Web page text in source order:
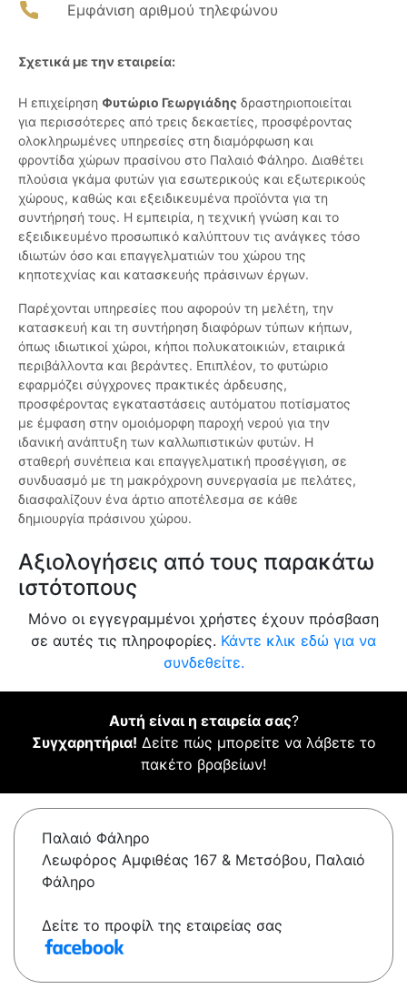
Εμφάνιση αριθμού τηλεφώνου
Σχετικά με την εταιρεία:
Η επιχείρηση Φυτώριο Γεωργιάδης δραστηριοποιείται
για περισσότερες από τρεις δεκαετίες, προσφέροντας
ολοκληρωμένες υπηρεσίες στη διαμόρφωση και
φροντίδα χώρων πρασίνου στο Παλαιό Φάληρο. Διαθέτει
πλούσια γκάμα φυτών για εσωτερικούς και εξωτερικούς
χώρους, καθώς και εξειδικευμένα προϊόντα για τη
συντήρησή τους. Η εμπειρία, η τεχνική γνώση και το
εξειδικευμένο προσωπικό καλύπτουν τις ανάγκες τόσο
ιδιωτών όσο και επαγγελματιών του χώρου της
κηποτεχνίας και κατασκευής πράσινων έργων.
Παρέχονται υπηρεσίες που αφορούν τη μελέτη, την
κατασκευή και τη συντήρηση διαφόρων τύπων κήπων,
όπως ιδιωτικοί χώροι, κήποι πολυκατοικιών, εταιρικά
περιβάλλοντα και βεράντες. Επιπλέον, το φυτώριο
εφαρμόζει σύγχρονες πρακτικές άρδευσης,
προσφέροντας εγκαταστάσεις αυτόματου ποτίσματος
με έμφαση στην ομοιόμορφη παροχή νερού για την
ιδανική ανάπτυξη των καλλωπιστικών φυτών. Η
σταθερή συνέπεια και επαγγελματική προσέγγιση, σε
συνδυασμό με τη μακρόχρονη συνεργασία με πελάτες,
διασφαλίζουν ένα άρτιο αποτέλεσμα σε κάθε
δημιουργία πράσινου χώρου.
Αξιολογήσεις από τους παρακάτω
ιστότοπους
Μόνο οι εγγεγραμμένοι χρήστες έχουν πρόσβαση
σε αυτές τις πληροφορίες. Κάντε κλικ εδώ για να
συνδεθείτε.
Αυτή είναι η εταιρεία σας?
Συγχαρητήρια! Δείτε πώς μπορείτε να λάβετε το
πακέτο βραβείων!
Παλαιό Φάληρο
Λεωφόρος Αμφιθέας 167 & Μετσόβου, Παλαιό
Φάληρο
Δείτε το προφίλ της εταιρείας σας